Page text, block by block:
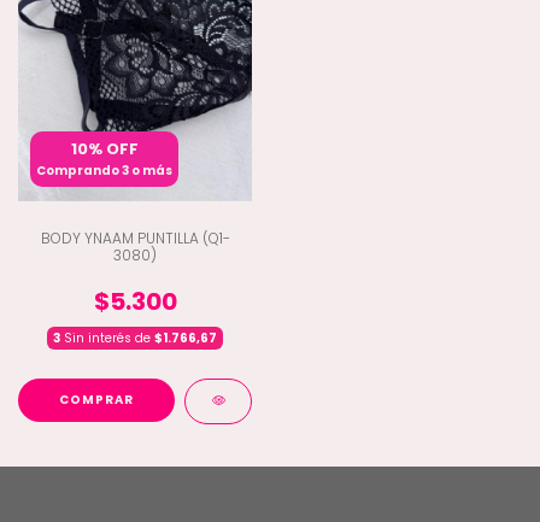
10% OFF
Comprando 3 o más
BODY YNAAM PUNTILLA (Q1-
3080)
$5.300
3 Sin interés de $1.766,67
COMPRAR